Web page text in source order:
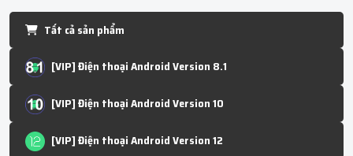
Tất cả sản phẩm
[VIP] Điện thoại Android Version 8.1
[VIP] Điện thoại Android Version 10
[VIP] Điện thoại Android Version 12